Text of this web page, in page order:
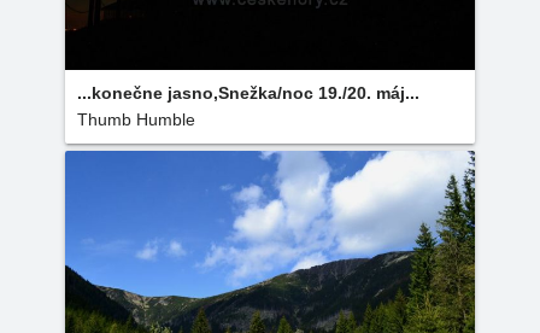
...konečne jasno,Snežka/noc 19./20. máj...
Thumb Humble